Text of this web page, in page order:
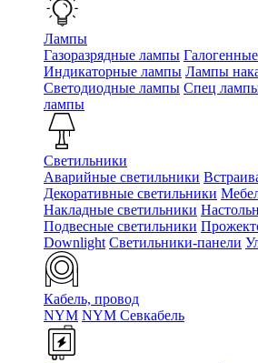
Лампы
Газоразрядные лампы
Индикаторные лампы Лампы
Светодиодные лампы Спец
лампы
Светильники
Аварийные светильники
Декоративные светильники
Накладные светильники
Подвесные светильники
Downlight Светильники-панели
Кабель, провод
NYM NYM Севкабель